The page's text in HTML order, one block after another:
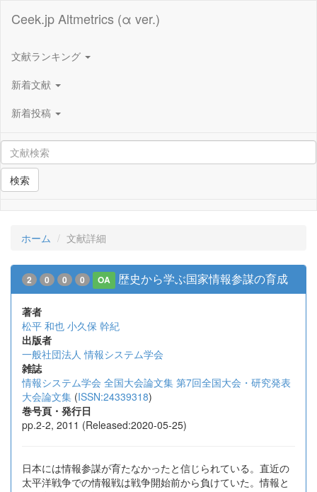
Ceek.jp Altmetrics (α ver.)
文献ランキング
新着文献
新着投稿
検索
ホーム 文献詳細
2 0 0 0 OA 歴史から学ぶ国家情報参謀の育成
著者
松平 和也 小久保 幹紀
出版者
一般社団法人 情報システム学会
雑誌
情報システム学会 全国大会論文集 第7回全国大会・研究発表
大会論文集 (ISSN:24339318)
巻号頁・発行日
pp.2-2, 2011 (Released:2020-05-25)
日本には情報参謀が育たなかったと信じられている。直近の
太平洋戦争での情報戦は戦争開始前から負けていた。情報と